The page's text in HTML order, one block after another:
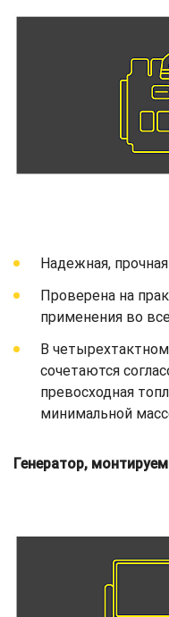
Надежная,
Проверена на
применения во
В
сочетаются
превосходная
минимальной
Генератор,